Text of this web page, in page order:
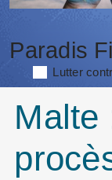
Paradis
Lutter
Malte